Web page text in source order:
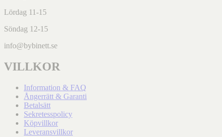
Lördag 11-15
Söndag 12-15
info@bybinett.se
VILLKOR
Information & FAQ
Ångerrätt & Garanti
Betalsätt
Sekretesspolicy
Köpvillkor
Leveransvillkor